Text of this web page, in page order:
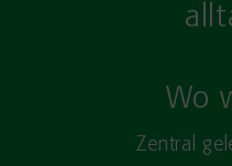
Wo
Zentral